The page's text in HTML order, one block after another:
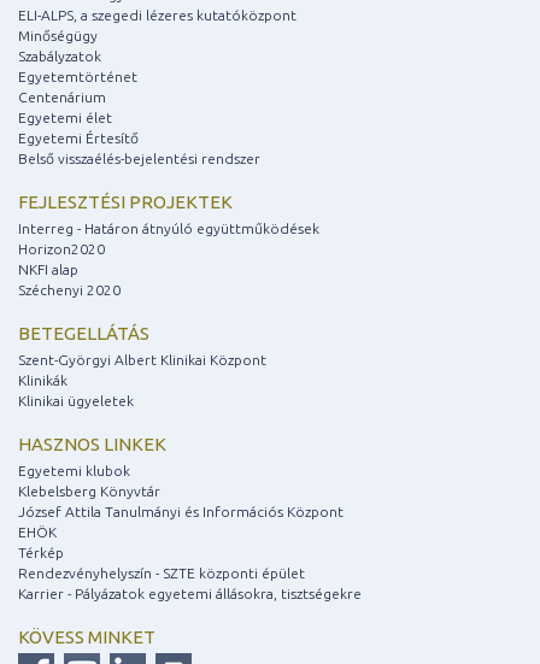
ELI-ALPS, a szegedi lézeres kutatóközpont
Minőségügy
Szabályzatok
Egyetemtörténet
Centenárium
Egyetemi élet
Egyetemi Értesítő
Belső visszaélés-bejelentési rendszer
FEJLESZTÉSI PROJEKTEK
Interreg - Határon átnyúló együttműködések
Horizon2020
NKFI alap
Széchenyi 2020
BETEGELLÁTÁS
Szent-Györgyi Albert Klinikai Központ
Klinikák
Klinikai ügyeletek
HASZNOS LINKEK
Egyetemi klubok
Klebelsberg Könyvtár
József Attila Tanulmányi és Információs Központ
EHÖK
Térkép
Rendezvényhelyszín - SZTE központi épület
Karrier - Pályázatok egyetemi állásokra, tisztségekre
KÖVESS MINKET